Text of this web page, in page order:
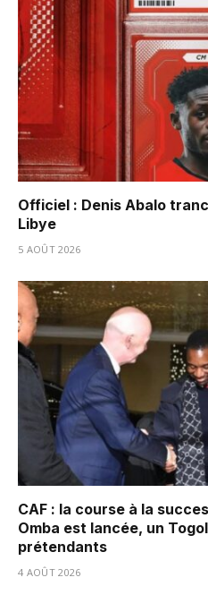
Officiel : Denis Abalo
Libye
5 AOÛT 2026
CAF : la course à la
Omba est lancée, un
prétendants
4 AOÛT 2026